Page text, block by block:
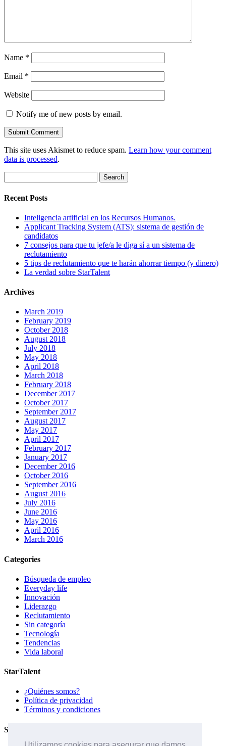
Name *
Email *
Website
Notify me of new posts by email.
This site uses Akismet to reduce spam. Learn how your comment
data is processed.
for:
Recent Posts
Inteligencia artificial en los Recursos Humanos.
Applicant Tracking System (ATS): sistema de gestión de
candidatos
7 consejos para que tu jefe/a le diga sí a un sistema de
reclutamiento
5 tips de reclutamiento que te harán ahorrar tiempo (y dinero)
La verdad sobre StarTalent
Archives
March 2019
February 2019
October 2018
August 2018
July 2018
May 2018
April 2018
March 2018
February 2018
December 2017
October 2017
September 2017
August 2017
May 2017
April 2017
February 2017
January 2017
December 2016
October 2016
September 2016
August 2016
July 2016
June 2016
May 2016
April 2016
March 2016
Categories
Búsqueda de empleo
Everyday life
Innovación
Liderazgo
Reclutamiento
Sin categoría
Tecnología
Tendencias
Vida laboral
StarTalent
¿Quiénes somos?
Política de privacidad
Términos y condiciones
Servicios